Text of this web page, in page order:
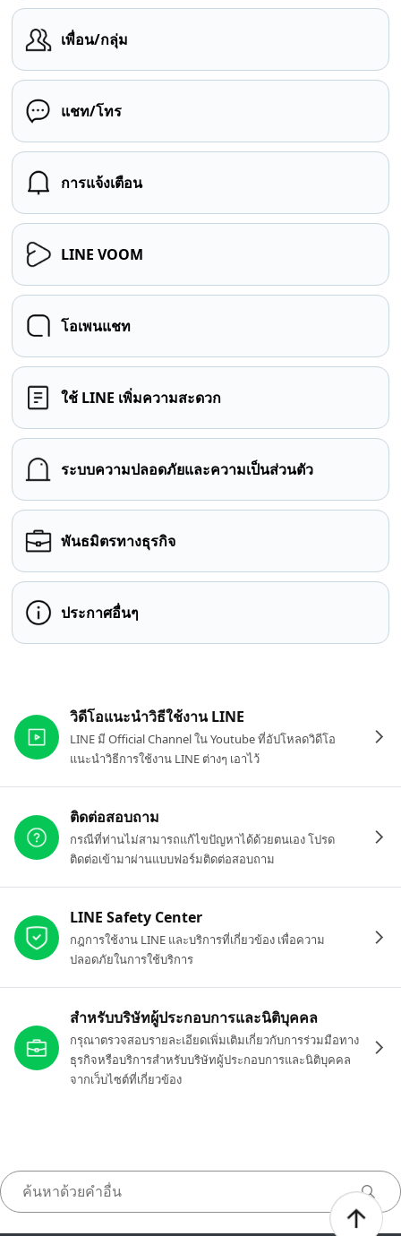
เพื่อน/กลุ่ม
แชท/โทร
การแจ้งเตือน
LINE VOOM
โอเพนแชท
ใช้ LINE เพิ่มความสะดวก
ระบบความปลอดภัยและความเป็นส่วนตัว
พันธมิตรทางธุรกิจ
ประกาศอื่นๆ
วิดีโอแนะนำวิธีใช้งาน LINE
LINE มี Official Channel ใน Youtube ที่อัปโหลดวิดีโอ
แนะนำวิธีการใช้งาน LINE ต่างๆ เอาไว้
ติดต่อสอบถาม
กรณีที่ท่านไม่สามารถแก้ไขปัญหาได้ด้วยตนเอง โปรด
ติดต่อเข้ามาผ่านแบบฟอร์มติดต่อสอบถาม
LINE Safety Center
กฎการใช้งาน LINE และบริการที่เกี่ยวข้อง เพื่อความ
ปลอดภัยในการใช้บริการ
สำหรับบริษัทผู้ประกอบการและนิติบุคคล
กรุณาตรวจสอบรายละเอียดเพิ่มเติมเกี่ยวกับการร่วมมือทาง
ธุรกิจหรือบริการสำหรับบริษัทผู้ประกอบการและนิติบุคคล
จากเว็บไซต์ที่เกี่ยวข้อง